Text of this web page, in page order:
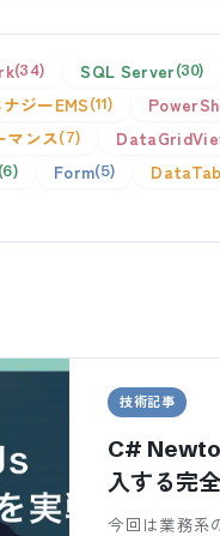
34 SQL Server 30
ジーEMS 11
マンス 7
6 Form 5
技術記事
C#
入する完
今回は業務系